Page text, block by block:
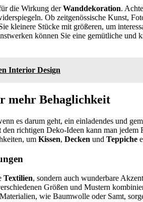
die Wirkung derWanddekoration.
Ob zeitgenössische Kunst,
kleinere Stücke mit größeren, um
können Sie eine gemütliche und
Interior Design
mehr Behaglichkeit
es darum geht, ein einladendes und
richtigen Deko-Ideen kann man jedem
um Kissen, Decken und Teppiche
Textilien, sondern auch wunderbare
Größen und Mustern
wie Baumwolle oder Samt,